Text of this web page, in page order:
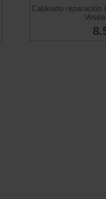
Cableado reparación
Vespa